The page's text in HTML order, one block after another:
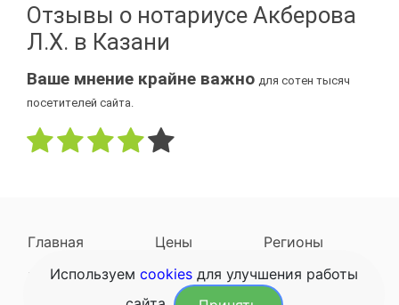
Отзывы о нотариусе Акберова
Л.Х. в Казани
Ваше мнение крайне важно для сотен тысяч
посетителей сайта.
Главная Цены
Регионы
Наследодатели
Задать вопрос
Используем cookies для улучшения работы